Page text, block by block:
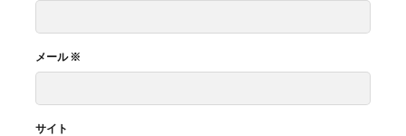
メール※
サイト